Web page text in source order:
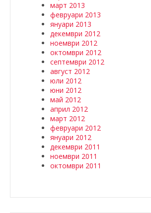
март 2013
февруари 2013
януари 2013
декември 2012
ноември 2012
октомври 2012
септември 2012
август 2012
юли 2012
юни 2012
май 2012
април 2012
март 2012
февруари 2012
януари 2012
декември 2011
ноември 2011
октомври 2011